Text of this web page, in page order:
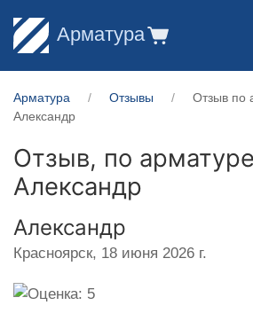
Арматура
Арматура Отзывы
Отзыв по
Александр
Отзыв, по
Александр
Александр
Красноярск, 18 июня 2026 г.